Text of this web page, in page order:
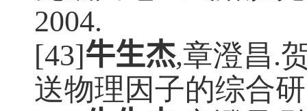
2004.
[43]牛生杰,章澄昌.
送物理因子的综合